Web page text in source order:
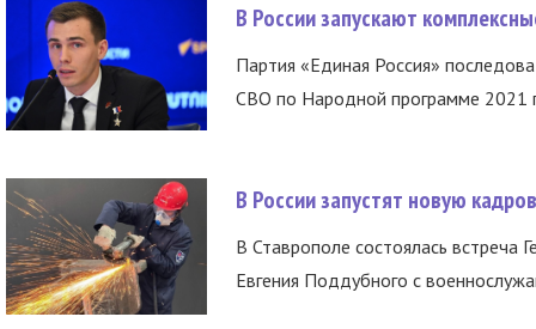
В России запускают
Партия «Единая Россия»
СВО по Народной программе 2021
В России запустят новую
В Ставрополе состоялась встреча
Евгения Поддубного с